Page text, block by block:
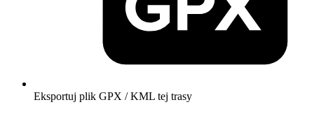
Eksportuj plik GPX / KML tej trasy